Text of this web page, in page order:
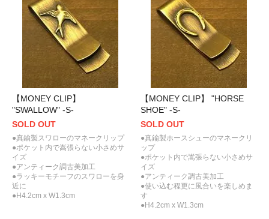
【MONEY CLIP】
"SWALLOW" -S-
SOLD OUT
●真鍮製スワローのマネークリップ
●ポケット内で嵩張らない小さめサ
イズ
●アンティーク調古美加工
●ラッキーモチーフのスワローを身
近に
●H4.2cm x W1.3cm
【MONEY CLIP】 "HORSE
SHOE" -S-
SOLD OUT
●真鍮製ホースシューのマネークリ
ップ
●ポケット内で嵩張らない小さめサ
イズ
●アンティーク調古美加工
●使い込む程更に風合いを楽しめま
す
●H4.2cm x W1.3cm